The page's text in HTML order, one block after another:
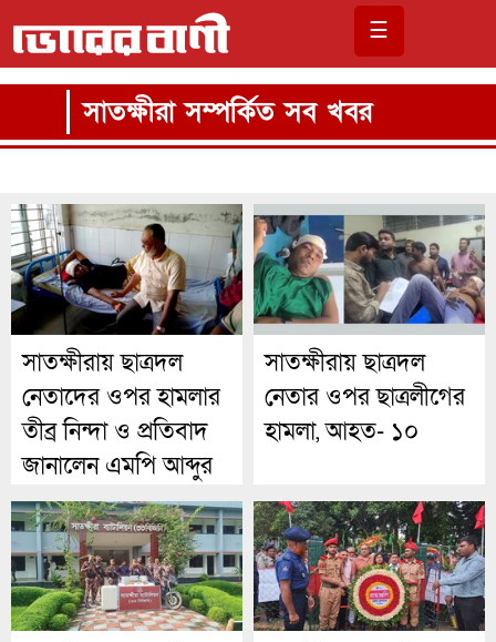
☰
সাতক্ষীরা সম্পর্কিত সব খবর
সাতক্ষীরায় ছাত্রদল
নেতাদের ওপর হামলার
তীব্র নিন্দা ও প্রতিবাদ
জানালেন এমপি আব্দুর
রউফ
সাতক্ষীরায় ছাত্রদল
নেতার ওপর ছাত্রলীগের
হামলা, আহত- ১০